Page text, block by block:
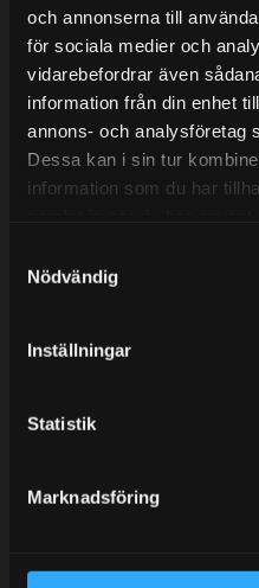
och annonserna till
för sociala medier och
vidarebefordrar även
information från din enhet
annons- och analysföretag
Dessa kan i sin tur
information som du har
Nödvändig
Inställningar
Statistik
Marknadsföring
BLOGG
KUNSKAPSCENTER
KUNDTJÄNST